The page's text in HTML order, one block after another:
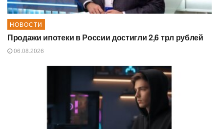
НОВОСТИ
Продажи ипотеки в России достигли 2,6 трл рублей
06.08.2026